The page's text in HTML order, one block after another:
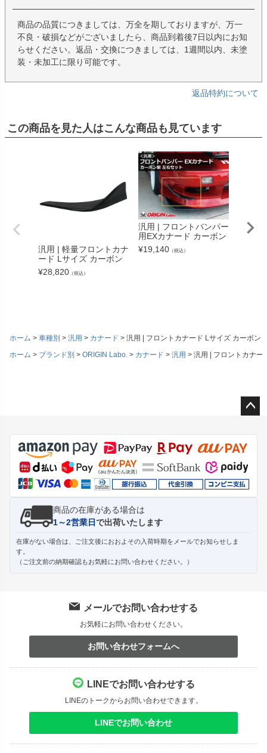
商品の品質につきましては、万全を期しておりますが、万一
不良・破損などがございましたら、商品到着後7日以内にお知
らせください。返品・交換につきましては、1週間以内、未塗
装・未加工に限り可能です。
返品特約について
この商品を見た人はこんな商品も見ています
汎用 | 軽量フロントカナ
ード Lサイズ カーボン
¥28,820 （税込）
汎用 | フロントバンパー
用EXカナード カーボン
¥19,140 （税込）
ホーム 車種別 汎用 カナード
汎用 | フロントカナード Lサイズ カーボン
ホーム
ブランド別 ORIGIN Labo. カナード 汎用 汎用 | フロントカナー
ジト
ップ
へ
商品の在庫がある場合は
1～2営業日で出荷いたします
在庫がない場合は、ご注文後におおよその入荷時期をメールでお知らせしま
す。
（ご注文前の納期確認もお気軽にお問い合わせください。）
メールでお問い合わせする
お気軽にお問い合わせください。
お問い合わせフォームへ
LINEでお問い合わせする
LINEのトークからお問い合わせできます。
LINEでお問い合わせ